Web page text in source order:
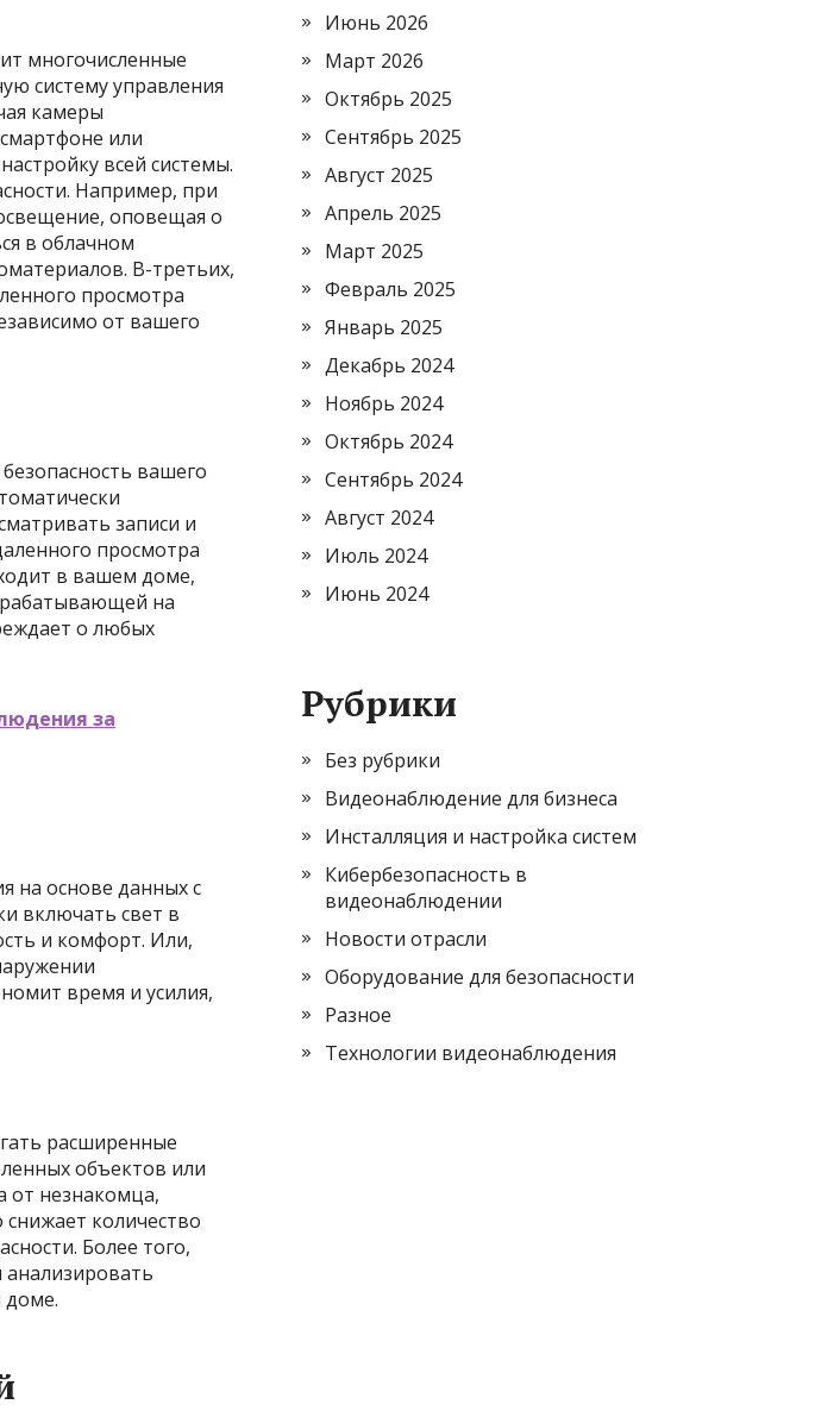
многочисленные
систему управления
камеры
или
всей системы.
Например, при
оповещая о
в облачном
В-третьих,
просмотра
от вашего
вашего
записи и
просмотра
в вашем доме,
на
о любых
за
на основе данных с
включать свет в
и комфорт. Или,
время и усилия,
расширенные
объектов или
от незнакомца,
количество
Более того,
анализировать
доме.
Июнь 2026
Март 2026
Октябрь 2025
Сентябрь 2025
Август 2025
Апрель 2025
Март 2025
Февраль 2025
Январь 2025
Декабрь 2024
Ноябрь 2024
Октябрь 2024
Сентябрь 2024
Август 2024
Июль 2024
Июнь 2024
Рубрики
Без рубрики
Видеонаблюдение для бизнеса
Инсталляция и настройка систем
Кибербезопасность в
видеонаблюдении
Новости отрасли
Оборудование для безопасности
Разное
Технологии видеонаблюдения